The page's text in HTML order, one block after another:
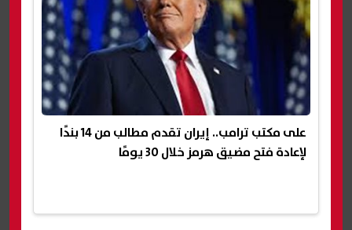
على مكتب ترامب.. إيران تقدم مطالب من 14 بندًا
لإعادة فتح مضيق هرمز خلال 30 يومًا